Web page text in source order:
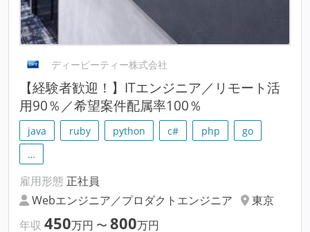
ディーピーティー株式会社
【経験者歓迎！】ITエンジニア／リモート活
用90％／希望案件配属率100％
java ruby python c# php
go
…
雇用形態 正社員
Webエンジニア／プロダクトエンジニア
東京
年収 450万円 〜 800万円